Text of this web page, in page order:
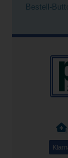
Bestell-